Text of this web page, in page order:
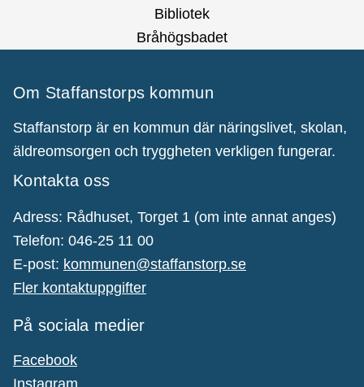
Bibliotek
Bråhögsbadet
Om Staffanstorps kommun
Staffanstorp är en kommun där näringslivet, skolan,
äldreomsorgen och tryggheten verkligen fungerar.
Kontakta oss
Adress: Rådhuset, Torget 1 (om inte annat anges)
Telefon: 046-25 11 00
E-post: kommunen@staffanstorp.se
Fler kontaktuppgifter
På sociala medier
Facebook
Instagram